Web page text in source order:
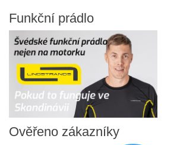
Funkční prádlo
Ověřeno zákazníky